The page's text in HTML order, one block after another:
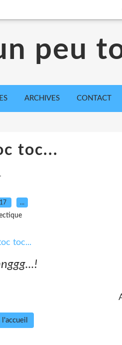
peu
ARCHIVES CONTACT
toc...
…
l'accueil